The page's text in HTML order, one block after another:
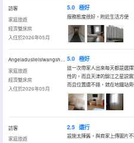
訪客
家庭旅遊
經濟雙床房
入住於2026年05月
5.0 極好
服務態度很好，附近生活方便
Angeladusileisiwangshouren
家庭旅遊
經濟雙床房
入住於2026年05月
5.0 極好
這一次帶家人出來每天都是選
性的。而且天津的錦江之星説
而且位置還不錯，就在地鐵站
訪客
家庭旅遊
2.5 還行
設施太陳舊，與商家上傳圖片